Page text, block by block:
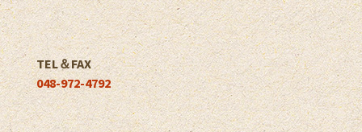
TEL＆FAX
048-972-4792